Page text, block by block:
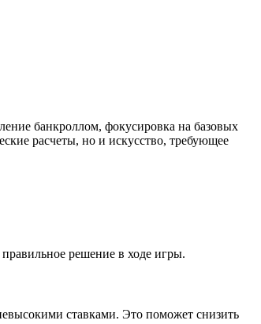
банкроллом, фокусировка на базовых
расчеты, но и искусство, требующее
решение в ходе игры.
ставками. Это поможет снизить